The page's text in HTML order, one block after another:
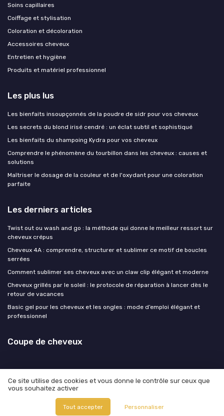
Soins capillaires
Coiffage et stylisation
Coloration et décoloration
Accessoires cheveux
Entretien et hygiène
Produits et matériel professionnel
Les plus lus
Les bienfaits insoupçonnés de la poudre de sidr pour vos cheveux
Les secrets du blond irisé cendré : un éclat subtil et sophistiqué
Les bienfaits du shampoing Kydra pour vos cheveux
Comprendre le phénomène du tourbillon dans les cheveux : causes et
solutions
Maîtriser le dosage de la couleur et de l'oxydant pour une coloration
parfaite
Les derniers articles
Twist out ou wash and go : la méthode qui donne le meilleur ressort sur
cheveux crépus
Cheveux 4A : comprendre, structurer et sublimer ce motif de boucles
serrées
Comment sublimer ses cheveux avec un claw clip élégant et moderne
Cheveux grillés par le soleil : le protocole de réparation à lancer dès le
retour de vacances
Basic gel pour les cheveux et les ongles : mode d’emploi élégant et
professionnel
Coupe de cheveux
Mentions légales
© Coupe de cheveux 2026
Ce site utilise des cookies et vous donne le contrôle sur ceux que
vous souhaitez activer
Tout accepter Personnaliser